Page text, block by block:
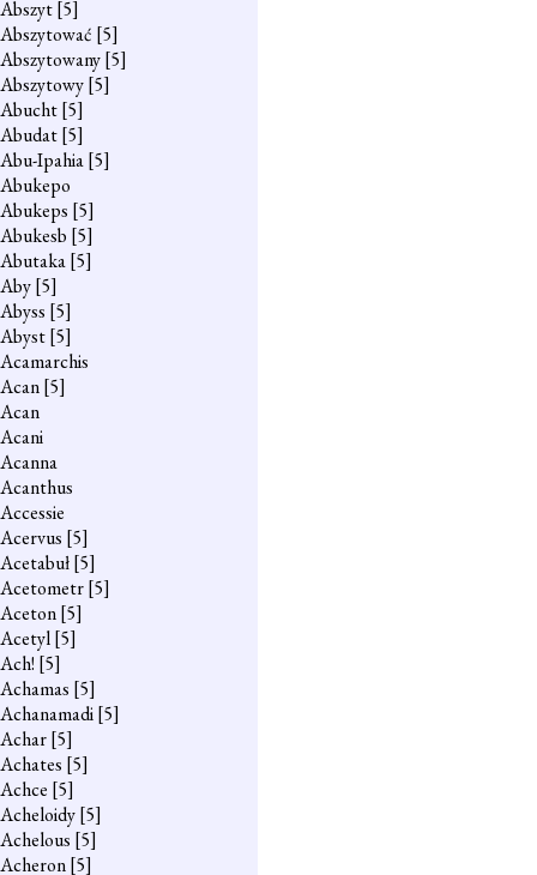
Abszyt[5]
Abszytować [5]
Abszytowany[5]
Abszytowy[5]
Abucht[5]
Abudat[5]
Abu-Ipahia[5]
Abukepo
Abukeps [5]
Abukesb [5]
Abutaka[5]
Aby[5]
Abyss [5]
Abyst[5]
Acamarchis
Acan[5]
Acan
Acani
Acanna
Acanthus
Accessie
Acervus [5]
Acetabuł[5]
Acetometr[5]
Aceton[5]
Acetyl[5]
Ach! [5]
Achamas [5]
Achanamadi[5]
Achar[5]
Achates [5]
Achce [5]
Acheloidy[5]
Achelous [5]
Acheron[5]